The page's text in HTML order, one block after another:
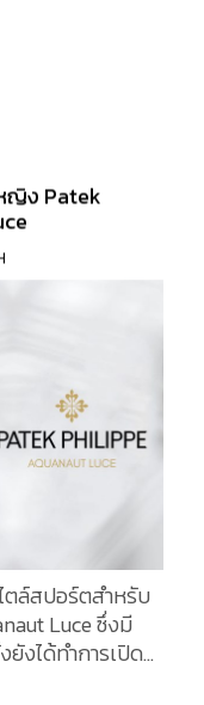
รูปทรงแปด
ลเล็กชั่น
อการสึกหรอจาก
นใหม่ที่เพิ่ม
เป็นสิ่งที่บ่งบอก
สริมบุคลิกให้กับ
ด้ว่าเป็นการ
าจะพาคุณไปรู้จัก
ป็นที่นิยมอย่าง
ดสินใจก่อน
(ปาเต็ก
จนต้า (Gerald
าน นาฬิการุ่น
Piguet
ารออกแบบหน้า
รือ ในส่วนของชื่อ
ชื่อเรื่อง
the Sea" ซึ่งชื่อ
ใช้
เมื่อปี ค.ศ. 1976
Steel
ด้วยขนาดที่มีเส้น
ใหญ่มาก อีกทั้ง
รถวัดได้เพียง
ในขณะนั้นราวๆ
ญิง Patek
ตล์สปอร์ตสำหรับ
Luce ซึ่งมี
งได้ทำการเปิด